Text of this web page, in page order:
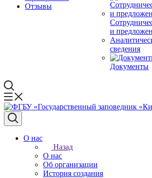
Отзывы
и
сведения
Документы
О нас
Назад
О нас
Об организации
История создания